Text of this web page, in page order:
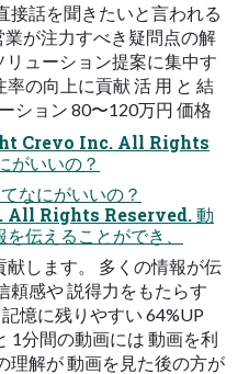
接話を聞きたいと⾔われる
業が注⼒すべき疑問点の解
ューション提案に集中す
の向上に貢献 活 ⽤ と 結
ション 80〜120万円 価格
Crevo Inc. All Rights
がいいの？
なにがいいの？
Rights Reserved. 動
伝えることができ、
します。 多くの情報が伝
頼感や 説得⼒をもたらす
憶に残りやすい 64%UP
1分間の動画には 動画を利
理解が 動画を⾒た後の⽅が